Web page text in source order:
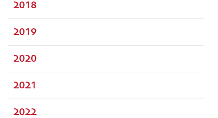
2018
2019
2020
2021
2022